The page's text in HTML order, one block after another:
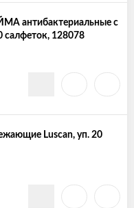
антибактериальные с
салфеток, 128078
Luscan, уп. 20